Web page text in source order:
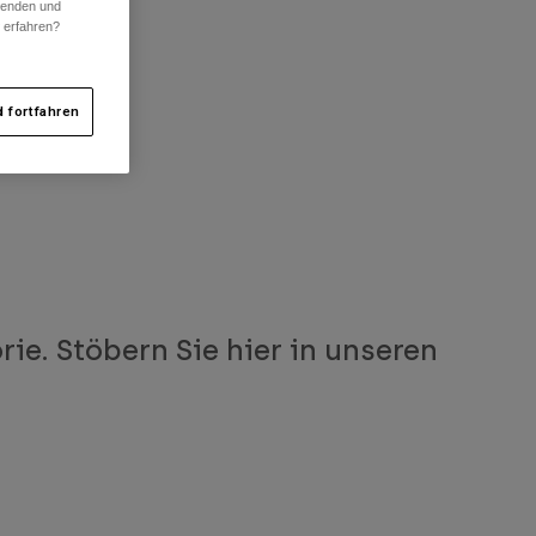
Stöbern Sie hier in unseren
und
erfahren?
fortfahren